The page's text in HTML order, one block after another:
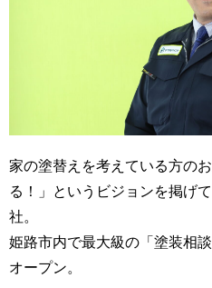
家の塗替えを考えている方の
る！」というビジョンを掲げ
社。
姫路市内で最大級の「塗装相
オープン。